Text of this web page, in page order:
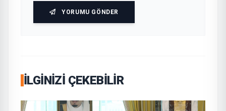
YORUMU GÖNDER
İLGINIZI ÇEKEBILIR